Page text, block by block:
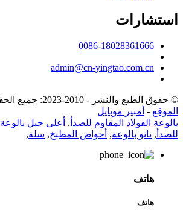
استشارات
0086-18028361666
admin@cn-yingtao.com.cn
© حقوق الطبع والنشر - 2010-2023: جميع الحقوق محفوظة.
الموقع - أمبير موبايل
بالوعة الفولاذ المقاوم للصدأ , أعلى جبل بالوعة
للصدأ , نانو بالوعة, أحواض المطبخ, سلة,
هاتف
هاتف